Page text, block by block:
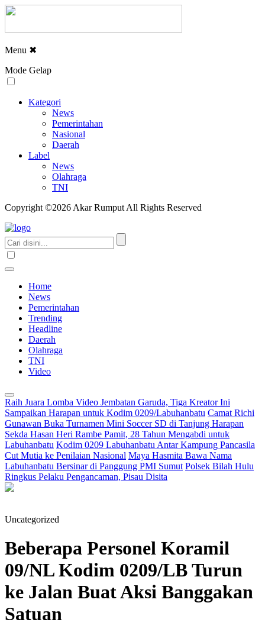
Menu ✖
Mode Gelap
Kategori
News
Pemerintahan
Nasional
Daerah
Label
News
Olahraga
TNI
Copyright ©2026 Akar Rumput All Rights Reserved
Home
News
Pemerintahan
Trending
Headline
Daerah
Olahraga
TNI
Video
Raih Juara Lomba Video Jembatan Garuda, Tiga Kreator Ini
Sampaikan Harapan untuk Kodim 0209/Labuhanbatu Camat Richi
Gunawan Buka Turnamen Mini Soccer SD di Tanjung Harapan
Sekda Hasan Heri Rambe Pamit, 28 Tahun Mengabdi untuk
Labuhanbatu Kodim 0209 Labuhanbatu Antar Kampung Pancasila
Cut Mutia ke Penilaian Nasional Maya Hasmita Bawa Nama
Labuhanbatu Bersinar di Panggung PMI Sumut Polsek Bilah Hulu
Ringkus Pelaku Pengancaman, Pisau Disita
Uncategorized
Beberapa Personel Koramil
09/NL Kodim 0209/LB Turun
ke Jalan Buat Aksi Banggakan
Satuan